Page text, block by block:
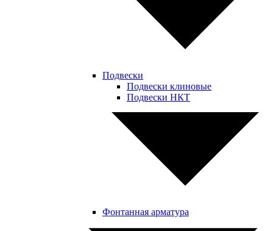
Подвески
Подвески клиновые
Подвески НКТ
Фонтанная арматура